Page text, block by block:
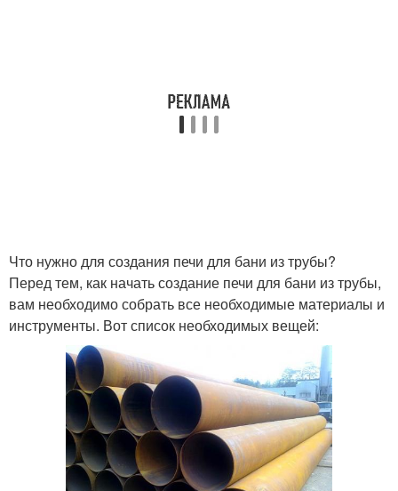
Что нужно для создания печи для бани из трубы?
Перед тем, как начать создание печи для бани из трубы,
вам необходимо собрать все необходимые материалы и
инструменты. Вот список необходимых вещей: